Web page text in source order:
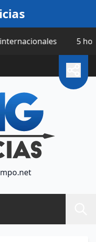
5 horas |